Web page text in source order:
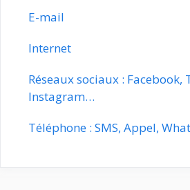
E-mail
Internet
Réseaux sociaux : Facebook,
Instagram…
Téléphone : SMS, Appel,